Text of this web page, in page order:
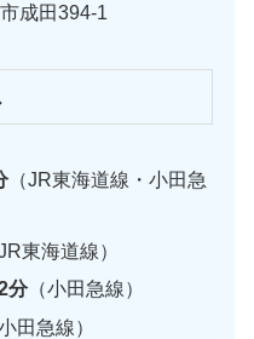
成田394-1
（JR東海道線・小田急
東海道線）
分（小田急線）
田急線）